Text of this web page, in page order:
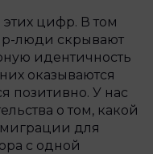
цифр. В том
люди скрывают
идентичность
оказываются
позитивно. У нас
о том, какой
для
с одной